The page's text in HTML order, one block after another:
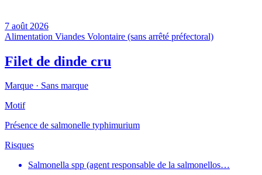
7 août 2026
Alimentation Viandes Volontaire (sans arrêté préfectoral)
Filet de dinde cru
Marque · Sans marque
Motif
Présence de salmonelle typhimurium
Risques
Salmonella spp (agent responsable de la salmonellos…